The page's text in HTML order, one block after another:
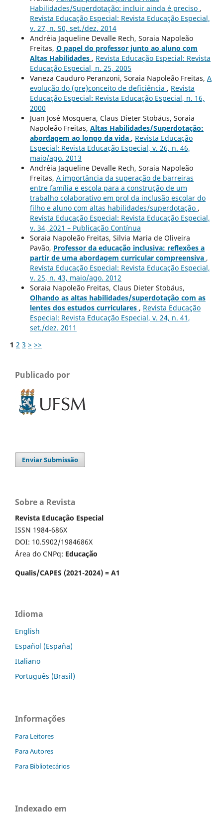
Habilidades/Superdotação: incluir ainda é preciso ,
Revista Educação Especial: Revista Educação Especial,
v. 27, n. 50, set./dez. 2014
Andréia Jaqueline Devalle Rech, Soraia Napoleão
Freitas, O papel do professor junto ao aluno com
Altas Habilidades , Revista Educação Especial: Revista
Educação Especial, n. 25, 2005
Vaneza Cauduro Peranzoni, Soraia Napoleão Freitas, A
evolução do (pre)conceito de deficiência , Revista
Educação Especial: Revista Educação Especial, n. 16,
2000
Juan José Mosquera, Claus Dieter Stobäus, Soraia
Napoleão Freitas, Altas Habilidades/Superdotação:
abordagem ao longo da vida , Revista Educação
Especial: Revista Educação Especial, v. 26, n. 46,
maio/ago. 2013
Andréia Jaqueline Devalle Rech, Soraia Napoleão
Freitas, A importância da superação de barreiras
entre família e escola para a construção de um
trabalho colaborativo em prol da inclusão escolar do
filho e aluno com altas habilidades/superdotação ,
Revista Educação Especial: Revista Educação Especial,
v. 34, 2021 – Publicação Contínua
Soraia Napoleão Freitas, Silvia Maria de Oliveira
Pavão, Professor da educação inclusiva: reflexões a
partir de uma abordagem curricular compreensiva ,
Revista Educação Especial: Revista Educação Especial,
v. 25, n. 43, maio/ago. 2012
Soraia Napoleão Freitas, Claus Dieter Stobäus,
Olhando as altas habilidades/superdotação com as
lentes dos estudos curriculares , Revista Educação
Especial: Revista Educação Especial, v. 24, n. 41,
set./dez. 2011
1 2 3 > >>
Publicado por
Enviar Submissão
Sobre a Revista
Revista Educação Especial
ISSN 1984-686X
DOI: 10.5902/1984686X
Área do CNPq: Educação
Qualis/CAPES (2021-2024) = A1
Idioma
English
Español (España)
Italiano
Português (Brasil)
Informações
Para Leitores
Para Autores
Para Bibliotecários
Indexado em